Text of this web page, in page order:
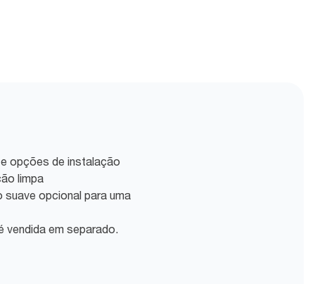
opções de instalação
limpa
opcional para uma
vendida em separado.